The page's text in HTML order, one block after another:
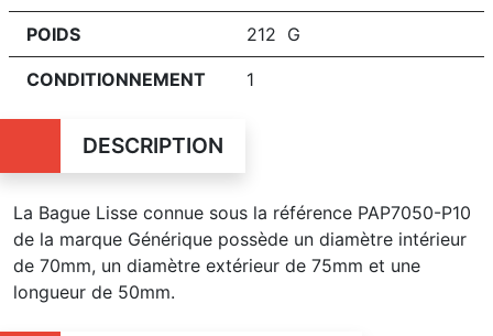
POIDS 212 G
CONDITIONNEMENT 1
DESCRIPTION
La Bague Lisse connue sous la référence PAP7050-P10
de la marque Générique possède un diamètre intérieur
de 70mm, un diamètre extérieur de 75mm et une
longueur de 50mm.